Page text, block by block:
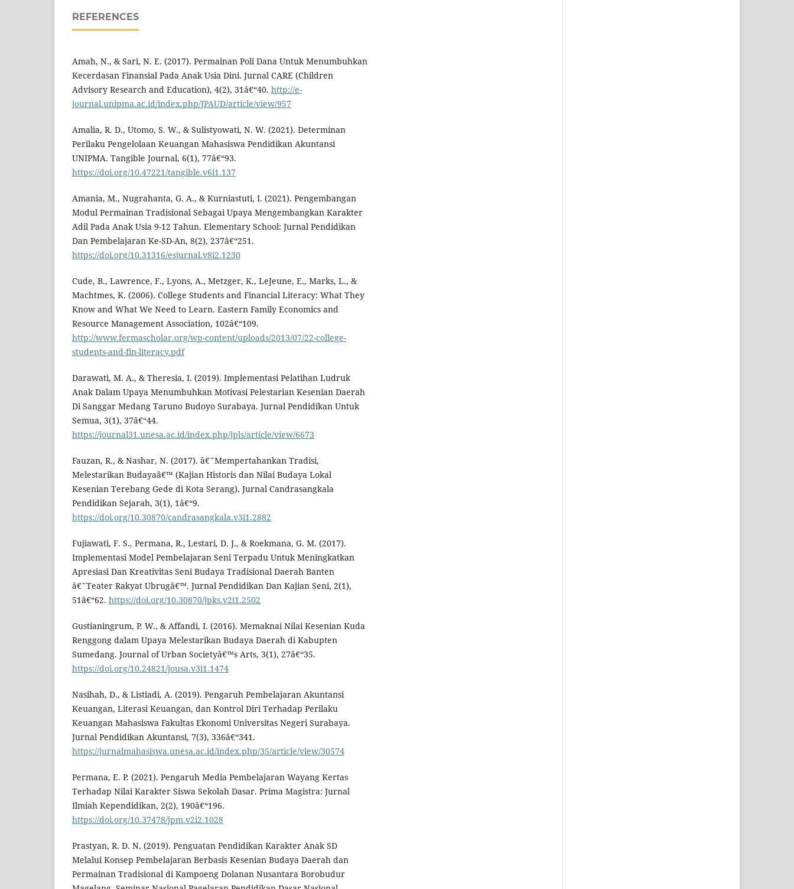
REFERENCES
Amah, N., & Sari, N. E. (2017). Permainan Poli Dana Untuk Menumbuhkan
Kecerdasan Finansial Pada Anak Usia Dini. Jurnal CARE (Children
Advisory Research and Education), 4(2), 31â€“40. http://e-
journal.unipma.ac.id/index.php/JPAUD/article/view/957
Amalia, R. D., Utomo, S. W., & Sulistyowati, N. W. (2021). Determinan
Perilaku Pengelolaan Keuangan Mahasiswa Pendidikan Akuntansi
UNIPMA. Tangible Journal, 6(1), 77â€“93.
https://doi.org/10.47221/tangible.v6i1.137
Amania, M., Nugrahanta, G. A., & Kurniastuti, I. (2021). Pengembangan
Modul Permainan Tradisional Sebagai Upaya Mengembangkan Karakter
Adil Pada Anak Usia 9-12 Tahun. Elementary School: Jurnal Pendidikan
Dan Pembelajaran Ke-SD-An, 8(2), 237â€“251.
https://doi.org/10.31316/esjurnal.v8i2.1230
Cude, B., Lawrence, F., Lyons, A., Metzger, K., LeJeune, E., Marks, L., &
Machtmes, K. (2006). College Students and Financial Literacy: What They
Know and What We Need to Learn. Eastern Family Economics and
Resource Management Association, 102â€“109.
http://www.fermascholar.org/wp-content/uploads/2013/07/22-college-
students-and-fin-literacy.pdf
Darawati, M. A., & Theresia, I. (2019). Implementasi Pelatihan Ludruk
Anak Dalam Upaya Menumbuhkan Motivasi Pelestarian Kesenian Daerah
Di Sanggar Medang Taruno Budoyo Surabaya. Jurnal Pendidikan Untuk
Semua, 3(1), 37â€“44.
https://journal31.unesa.ac.id/index.php/jpls/article/view/6673
Fauzan, R., & Nashar, N. (2017). â€˜Mempertahankan Tradisi,
Melestarikan Budayaâ€™ (Kajian Historis dan Nilai Budaya Lokal
Kesenian Terebang Gede di Kota Serang). Jurnal Candrasangkala
Pendidikan Sejarah, 3(1), 1â€“9.
https://doi.org/10.30870/candrasangkala.v3i1.2882
Fujiawati, F. S., Permana, R., Lestari, D. J., & Roekmana, G. M. (2017).
Implementasi Model Pembelajaran Seni Terpadu Untuk Meningkatkan
Apresiasi Dan Kreativitas Seni Budaya Tradisional Daerah Banten
â€˜Teater Rakyat Ubrugâ€™. Jurnal Pendidikan Dan Kajian Seni, 2(1),
51â€“62. https://doi.org/10.30870/jpks.v2i1.2502
Gustianingrum, P. W., & Affandi, I. (2016). Memaknai Nilai Kesenian Kuda
Renggong dalam Upaya Melestarikan Budaya Daerah di Kabupten
Sumedang. Journal of Urban Societyâ€™s Arts, 3(1), 27â€“35.
https://doi.org/10.24821/jousa.v3i1.1474
Nasihah, D., & Listiadi, A. (2019). Pengaruh Pembelajaran Akuntansi
Keuangan, Literasi Keuangan, dan Kontrol Diri Terhadap Perilaku
Keuangan Mahasiswa Fakultas Ekonomi Universitas Negeri Surabaya.
Jurnal Pendidikan Akuntansi, 7(3), 336â€“341.
https://jurnalmahasiswa.unesa.ac.id/index.php/35/article/view/30574
Permana, E. P. (2021). Pengaruh Media Pembelajaran Wayang Kertas
Terhadap Nilai Karakter Siswa Sekolah Dasar. Prima Magistra: Jurnal
Ilmiah Kependidikan, 2(2), 190â€“196.
https://doi.org/10.37478/jpm.v2i2.1028
Prastyan, R. D. N. (2019). Penguatan Pendidikan Karakter Anak SD
Melalui Konsep Pembelajaran Berbasis Kesenian Budaya Daerah dan
Permainan Tradisional di Kampoeng Dolanan Nusantara Borobudur